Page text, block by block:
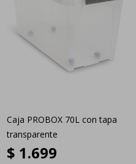
Caja PROBOX 70L con tapa
transparente
$ 1.699